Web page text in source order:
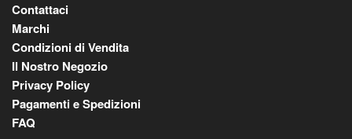
Contattaci
Marchi
Condizioni di Vendita
Il Nostro Negozio
Privacy Policy
Pagamenti e Spedizioni
FAQ